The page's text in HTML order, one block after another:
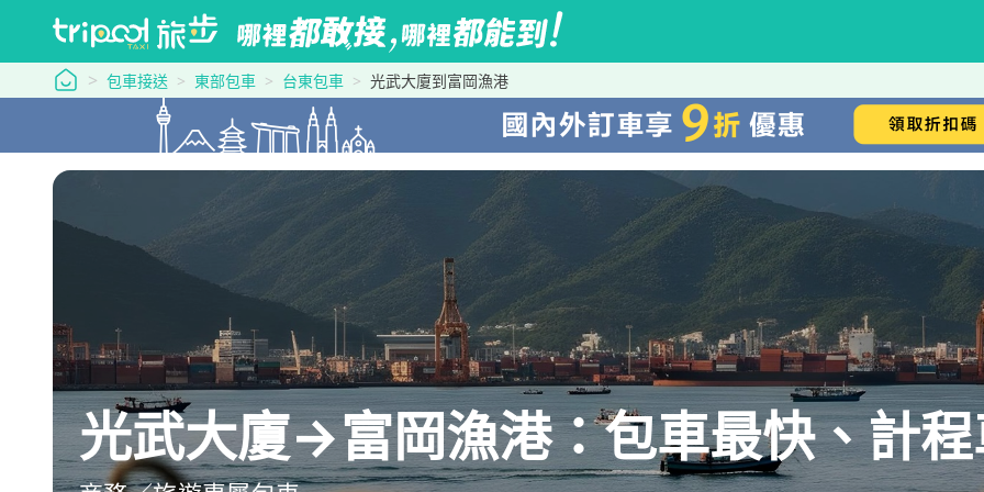
tripool 旅步
包車接送 東部包車 台東包車 光武大廈到富岡漁港
光武大廈→富岡漁港：包車最快、計